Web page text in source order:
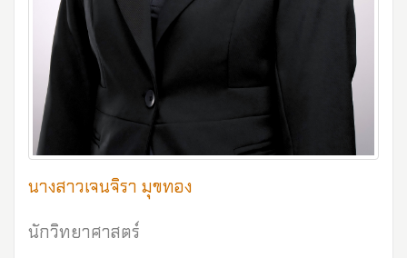
นางสาวเจนจิรา มุขทอง
นักวิทยาศาสตร์